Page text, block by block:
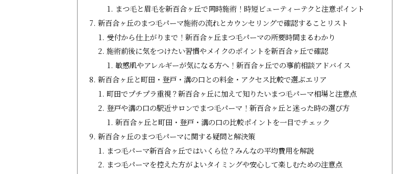
まつ毛と眉毛を新百合ヶ丘で同時施術！時短ビューティーテクと注意ポイント
新百合ヶ丘のまつ毛パーマ施術の流れとカウンセリングで確認することリスト
受付から仕上がりまで！新百合ヶ丘まつ毛パーマの所要時間まるわかり
施術前後に気をつけたい習慣やメイクのポイントを新百合ヶ丘で確認
敏感肌やアレルギーが気になる方へ！新百合ヶ丘での事前相談アドバイス
新百合ヶ丘と町田・登戸・溝の口との料金・アクセス比較で選ぶエリア
町田でプチプラ重視？新百合ヶ丘に加えて知りたいまつ毛パーマ相場と注意点
登戸や溝の口の駅近サロンでまつ毛パーマ！新百合ヶ丘と迷った時の選び方
新百合ヶ丘と町田・登戸・溝の口の比較ポイントを一目でチェック
新百合ヶ丘のまつ毛パーマに関する疑問と解決策
まつ毛パーマ新百合ヶ丘ではいくら位？みんなの平均費用を解説
まつ毛パーマを控えた方がよいタイミングや安心して楽しむための注意点